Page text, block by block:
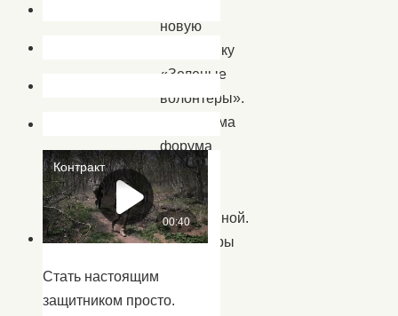
новую
экипировку
«Зеленые
волонтеры».
Программа
форума
была
очень
насыщенной.
Волонтеры
Стать настоящим
защитником просто.